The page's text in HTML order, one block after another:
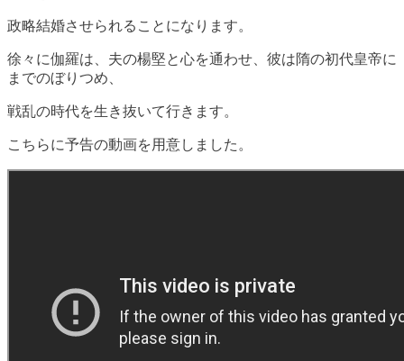
政略結婚させられることになります。
徐々に伽羅は、夫の楊堅と心を通わせ、彼は隋の初代皇帝に
までのぼりつめ、
戦乱の時代を生き抜いて行きます。
こちらに予告の動画を用意しました。